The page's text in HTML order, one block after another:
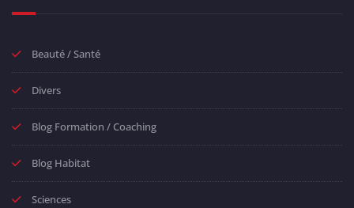
Beauté / Santé
Divers
Blog Formation / Coaching
Blog Habitat
Sciences